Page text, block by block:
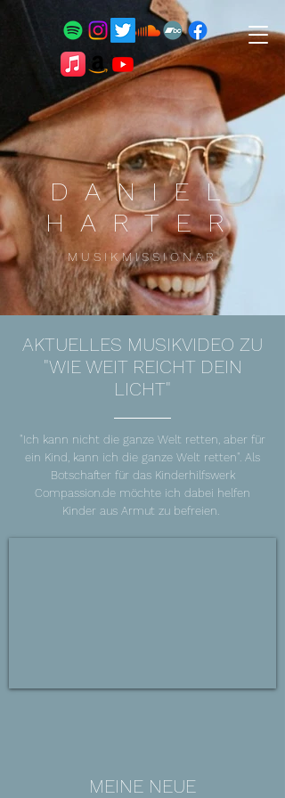
DANIEL
HARTER
MUSIKMISSIONAR
AKTUELLES MUSIKVIDEO ZU
"WIE WEIT REICHT DEIN
LICHT"
"Ich kann nicht die ganze Welt retten, aber für
ein Kind, kann ich die ganze Welt retten". Als
Botschafter für das Kinderhilfswerk
Compassion.de möchte ich dabei helfen
Kinder aus Armut zu befreien.
MEINE NEUE